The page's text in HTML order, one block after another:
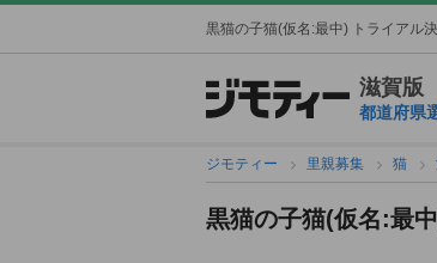
黒猫の子猫(仮名:最中) トライアル
滋賀版
都道府県
ジモティー 里親募集 猫
黒猫の子猫(仮名:最